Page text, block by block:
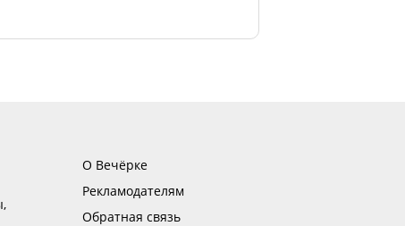
О Вечёрке
Рекламодателям
Обратная связь